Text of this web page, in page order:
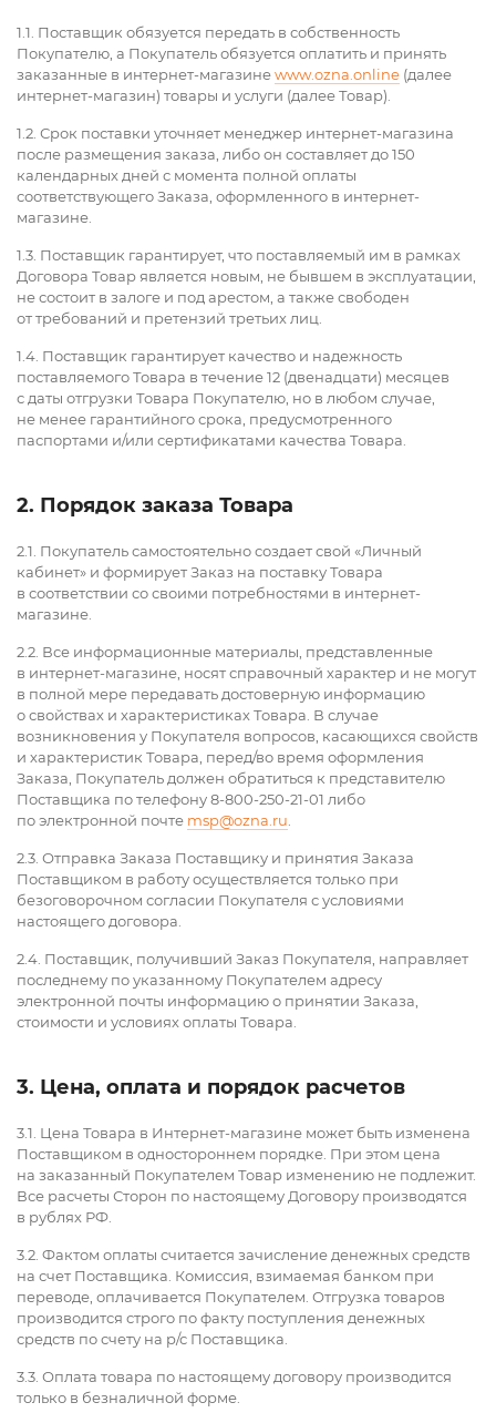
1.1. Поставщик обязуется передать в собственность
Покупателю, а Покупатель обязуется оплатить и принять
заказанные в интернет-магазинеwww.ozna.online (далее
интернет-магазин) товары и услуги (далее Товар).
1.2. Срок поставки уточняет менеджер интернет-магазина
после размещения заказа, либо он составляет до 150
календарных дней с момента полной оплаты
соответствующего Заказа, оформленного в интернет-
магазине.
1.3. Поставщик гарантирует, что поставляемый им в рамках
Договора Товар является новым, не бывшем в эксплуатации,
не состоит в залоге и под арестом, а также свободен
от требований и претензий третьих лиц.
1.4. Поставщик гарантирует качество и надежность
поставляемого Товара в течение 12 (двенадцати) месяцев
с даты отгрузки Товара Покупателю, но в любом случае,
не менее гарантийного срока, предусмотренного
паспортами и/или сертификатами качества Товара.
2. Порядок заказа Товара
2.1. Покупатель самостоятельно создает свой «Личный
кабинет» и формирует Заказ на поставку Товара
в соответствии со своими потребностями в интернет-
магазине.
2.2. Все информационные материалы, представленные
в интернет-магазине, носят справочный характер и не могут
в полной мере передавать достоверную информацию
о свойствах и характеристиках Товара. В случае
возникновения у Покупателя вопросов, касающихся свойств
и характеристик Товара, перед/во время оформления
Заказа, Покупатель должен обратиться к представителю
Поставщика по телефону 8-800-250-21-01 либо
по электронной почте msp@ozna.ru
2.3. Отправка Заказа Поставщику и принятия Заказа
Поставщиком в работу осуществляется только при
безоговорочном согласии Покупателя с условиями
настоящего договора.
2.4. Поставщик, получивший Заказ Покупателя, направляет
последнему по указанному Покупателем адресу
электронной почты информацию о принятии Заказа,
стоимости и условиях оплаты Товара.
3. Цена, оплата и порядок расчетов
3.1. Цена Товара в Интернет-магазине может быть изменена
Поставщиком в одностороннем порядке. При этом цена
на заказанный Покупателем Товар изменению не подлежит.
Все расчеты Сторон по настоящему Договору производятся
в рублях РФ.
3.2. Фактом оплаты считается зачисление денежных средств
на счет Поставщика. Комиссия, взимаемая банком при
переводе, оплачивается Покупателем. Отгрузка товаров
производится строго по факту поступления денежных
средств по счету на р/с Поставщика.
3.3. Оплата товара по настоящему договору производится
только в безналичной форме.